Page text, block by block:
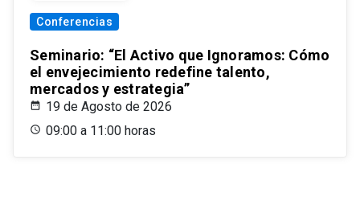
Conferencias
Seminario: “El Activo que Ignoramos: Cómo
el envejecimiento redefine talento,
mercados y estrategia”
19 de Agosto de 2026
09:00 a 11:00 horas